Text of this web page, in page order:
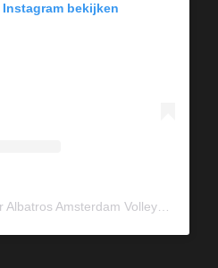
bekijken
Een bericht gedeeld door Albatros Amsterdam Volleybal (@albavolley)